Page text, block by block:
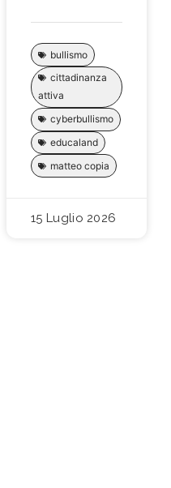
bullismo
cittadinanza
attiva
cyberbullismo
educaland
matteo copia
15 Luglio 2026